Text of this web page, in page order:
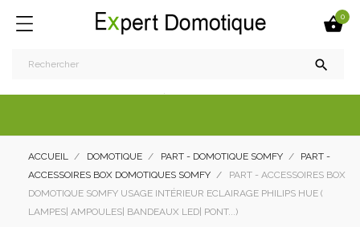
0

ACCUEIL DOMOTIQUE PART - DOMOTIQUE SOMFY
PART -
ACCESSOIRES BOX DOMOTIQUES SOMFY
PART - ACCESSOIRES BOX
DOMOTIQUE SOMFY USAGE INTÉRIEUR ECLAIRAGE PHILIPS HUE (
LAMPES| AMPOULES| BANDEAUX LED| PONT...)